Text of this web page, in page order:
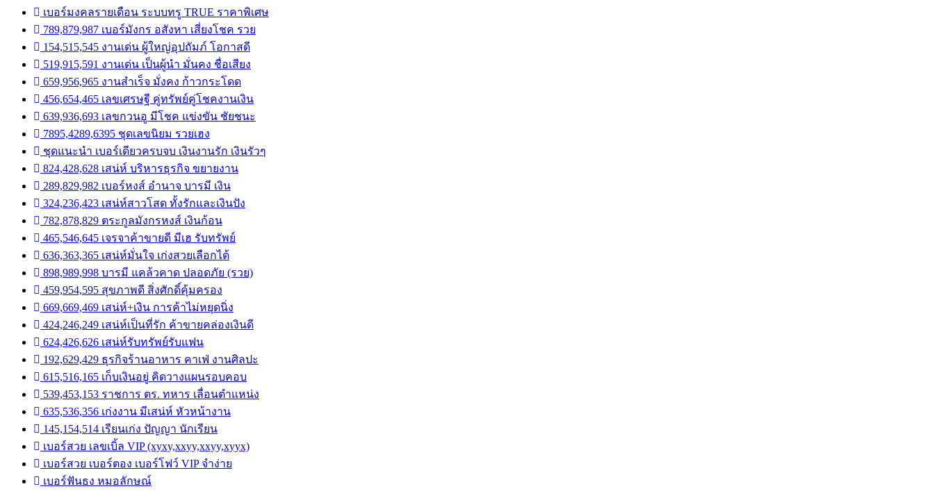
เบอร์มงคลรายเดือน ระบบทรู TRUE ราคาพิเศษ
789,879,987 เบอร์มังกร อสังหา เสี่ยงโชค รวย
154,515,545 งานเด่น ผู้ใหญ่อุปถัมภ์ โอกาสดี
519,915,591 งานเด่น เป็นผู้นำ มั่นคง ชื่อเสียง
659,956,965 งานสำเร็จ มั่งคง ก้าวกระโดด
456,654,465 เลขเศรษฐี คู่ทรัพย์คู่โชคงานเงิน
639,936,693 เลขกวนอู มีโชค แข่งขัน ชัยชนะ
7895,4289,6395 ชุดเลขนิยม รวยเฮง
ชุดแนะนำ เบอร์เดียวครบจบ เงินงานรัก เงินรัวๆ
824,428,628 เสน่ห์ บริหารธุรกิจ ขยายงาน
289,829,982 เบอร์หงส์ อำนาจ บารมี เงิน
324,236,423 เสน่ห์สาวโสด ทั้งรักและเงินปัง
782,878,829 ตระกูลมังกรหงส์ เงินก้อน
465,546,645 เจรจาค้าขายดี มีเฮ รับทรัพย์
636,363,365 เสน่ห์มั่นใจ เก่งสวยเลือกได้
898,989,998 บารมี แคล้วคาด ปลอดภัย (รวย)
459,954,595 สุขภาพดี สิ่งศักดิ์คุ้มครอง
669,669,469 เสน่ห์+เงิน การค้าไม่หยุดนิ่ง
424,246,249 เสน่ห์เป็นที่รัก ค้าขายคล่องเงินดี
624,426,626 เสน่ห์รับทรัพย์รับแฟน
192,629,429 ธุรกิจร้านอาหาร คาเฟ่ งานศิลปะ
615,516,165 เก็บเงินอยู่ คิดวางแผนรอบคอบ
539,453,153 ราชการ ตร. ทหาร เลื่อนตำแหน่ง
635,536,356 เก่งงาน มีเสน่ห์ หัวหน้างาน
145,154,514 เรียนเก่ง ปัญญา นักเรียน
เบอร์สวย เลขเบิ้ล VIP (xyxy,xxyy,xxyy,xyyx)
เบอร์สวย เบอร์ตอง เบอร์โฟว์ VIP จำง่าย
เบอร์ฟันธง หมอลักษณ์